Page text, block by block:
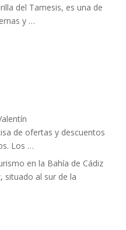
del Tamesis, es una de
y …
de ofertas y descuentos
Los …
en la Bahía de Cádiz
situado al sur de la